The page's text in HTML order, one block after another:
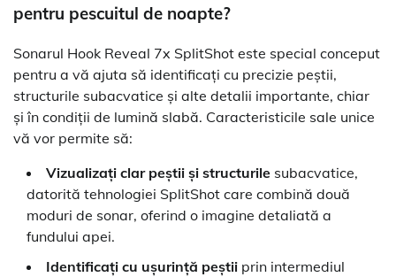
pentru pescuitul de noapte?
Sonarul Hook Reveal 7x SplitShot este special conceput
pentru a vă ajuta să identificați cu precizie peștii,
structurile subacvatice și alte detalii importante, chiar
și în condiții de lumină slabă. Caracteristicile sale unice
vă vor permite să:
Vizualizați clar peștii și structurile subacvatice,
datorită tehnologiei SplitShot care combină două
moduri de sonar, oferind o imagine detaliată a
fundului apei.
Identificați cu ușurință peștii prin intermediul